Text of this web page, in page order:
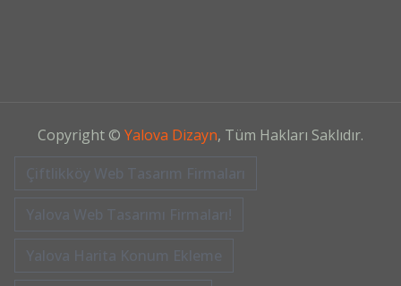
Copyright © Yalova Dizayn, Tüm Hakları Saklıdır.
Çiftlikköy Web Tasarım Firmaları
Yalova Web Tasarımı Firmaları!
Yalova Harita Konum Ekleme